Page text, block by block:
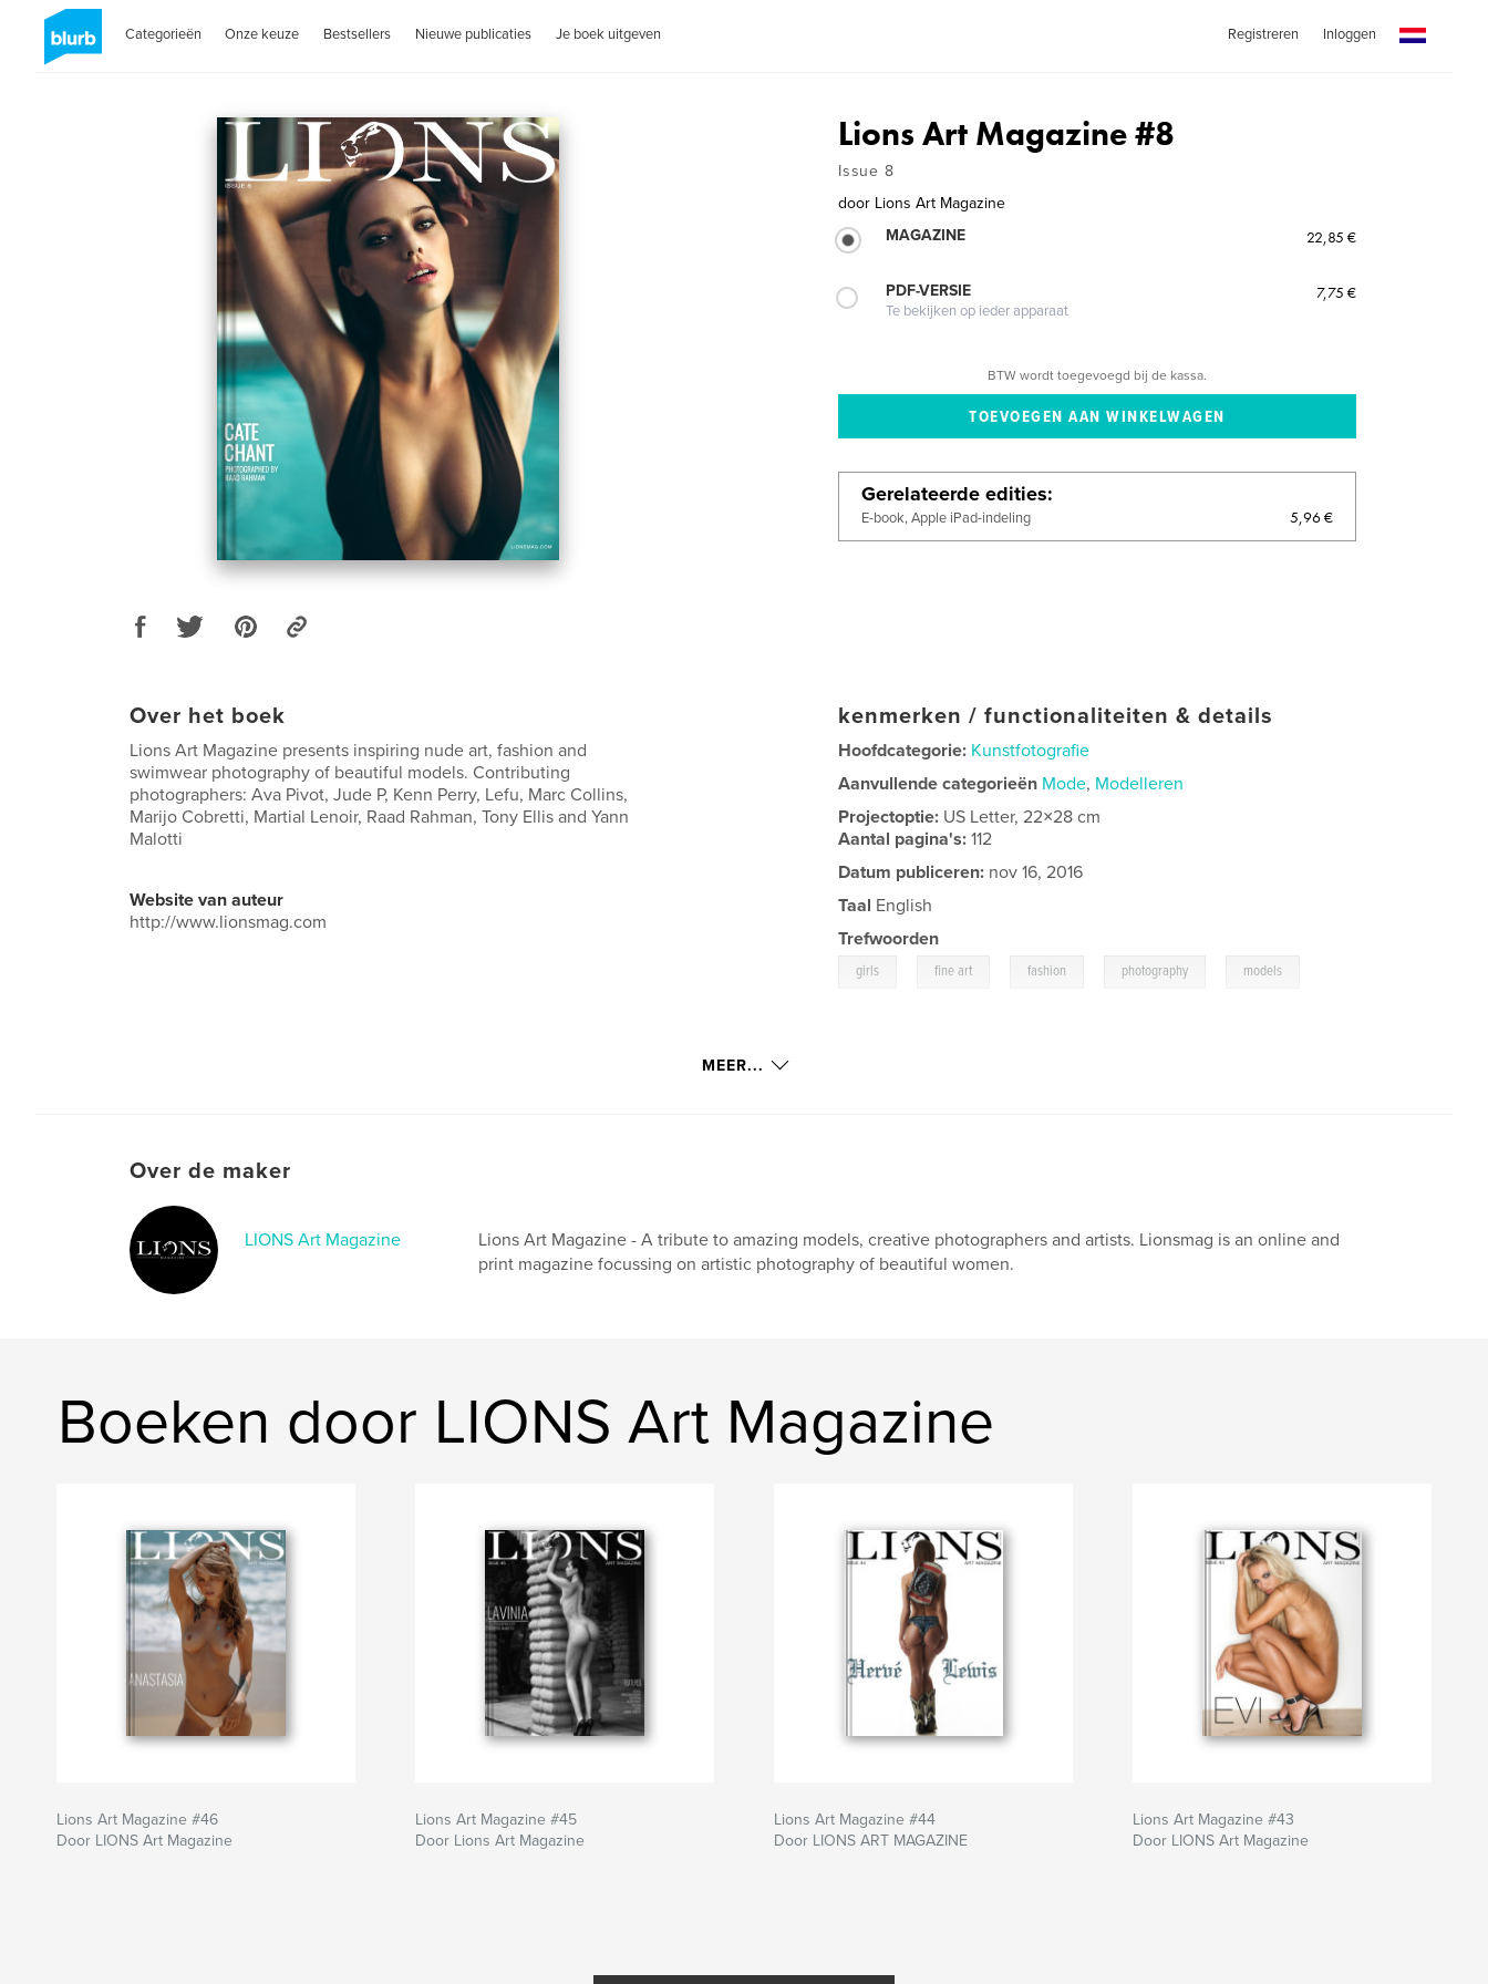
Categorieën Onze keuze Bestsellers Nieuwe publicaties Je boek uitgeven Registreren Inloggen
Lions Art Magazine #8
Issue 8
door Lions Art Magazine
MAGAZINE
22,85 €
PDF-VERSIE
Te bekijken op ieder apparaat
7,75 €
BTW wordt toegevoegd bij de kassa.
Gerelateerde edities
E-book, Apple iPad-indeling 5,96 €
Over het boek
Lions Art Magazine presents inspiring nude art, fashion and
swimwear photography of beautiful models. Contributing
photographers: Ava Pivot, Jude P, Kenn Perry, Lefu, Marc Collins,
Marijo Cobretti, Martial Lenoir, Raad Rahman, Tony Ellis and Yann
Malotti
Website van auteur
http://www.lionsmag.com
kenmerken / functionaliteiten & details
Hoofdcategorie: Kunstfotografie
Aanvullende categorieën Mode, Modelleren
Projectoptie: US Letter, 22×28 cm
Aantal pagina's:112
Datum publiceren: nov 16, 2016
Taal English
Trefwoorden
girls fine art fashion photography models
MEER...
Over de maker
LIONS Art Magazine
Lions Art Magazine - A tribute to amazing models, creative photographers and artists. Lionsmag is an online and
print magazine focussing on artistic photography of beautiful women.
Boeken door LIONS Art Magazine
Lions Art Magazine #46
Door LIONS Art Magazine
Lions Art Magazine #45
Door Lions Art Magazine
Lions Art Magazine #44
Door LIONS ART MAGAZINE
Lions Art Magazine #43
Door LIONS Art Magazine